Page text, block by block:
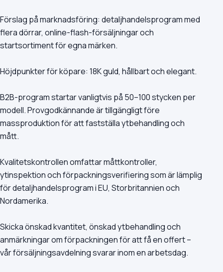
Förslag på marknadsföring: detaljhandelsprogram med
flera dörrar, online-flash-försäljningar och
startsortiment för egna märken.
Höjdpunkter för köpare: 18K guld, hållbart och elegant.
B2B-program startar vanligtvis på 50–100 stycken per
modell. Provgodkännande är tillgängligt före
massproduktion för att fastställa ytbehandling och
mått.
Kvalitetskontrollen omfattar måttkontroller,
ytinspektion och förpackningsverifiering som är lämplig
för detaljhandelsprogram i EU, Storbritannien och
Nordamerika.
Skicka önskad kvantitet, önskad ytbehandling och
anmärkningar om förpackningen för att få en offert –
vår försäljningsavdelning svarar inom en arbetsdag.